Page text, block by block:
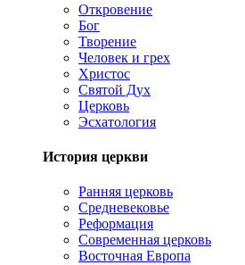
Откровение
Бог
Творение
Человек и грех
Христос
Святой Дух
Церковь
Эсхатология
История церкви
Ранняя церковь
Средневековье
Реформация
Современная церковь
Восточная Европа